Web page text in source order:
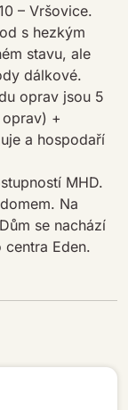
– Vršovice.
s hezkým
stavu, ale
dálkové.
oprav jsou 5
+
a hospodaří
MHD.
Na
se nachází
Eden.